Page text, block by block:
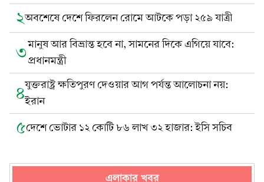
২অবশেষে দেশে ফিরলেন রোমে আটকে পড়া ২৫৯ যাত্রী
৩মানুষ আর বিভ্রান্ত হবে না, সামনের দিকে এগিয়ে যাবে:
প্রধানমন্ত্রী
৪যুক্তরাষ্ট্র ক্ষতিপুরণ দেওয়ার আগ পর্যন্ত আলোচনা নয়:
ইরান
৫দেশে ভোটার ১২ কোটি ৮৬ লাখ ৩২ হাজার: ইসি সচিব
এলাকার খবর